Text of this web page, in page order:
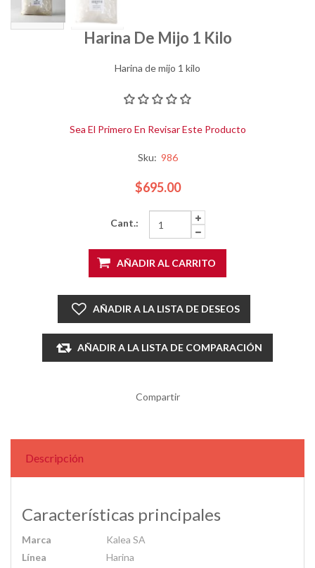
Harina De Mijo 1 Kilo
Harina de mijo 1 kilo
Sea El Primero En Revisar Este Producto
Sku: 986
$695.00
Cant.:
AÑADIR AL CARRITO
AÑADIR A LA LISTA DE DESEOS
AÑADIR A LA LISTA DE COMPARACIÓN
Compartir
Descripción
Características principales
Marca
Kalea SA
Línea
Harina